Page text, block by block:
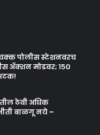
चक्क पोलीस स्टेशनवरच
अ‍ॅक्शन मोडवर; १५०
ठेवी अधिक
बाळगू नये –